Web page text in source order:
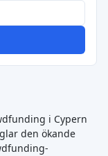
i Cypern
den ökande